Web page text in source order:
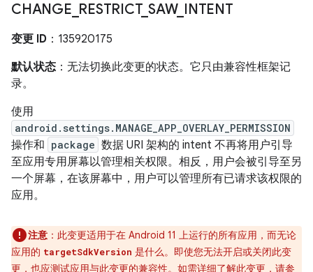
CHANGE RESTRICT_ SAW_ INTENT
变更 ID ：135920175
默认状态 ：无法切换此变更的状态。它只由兼容性框架记
录。
使用
android.settings.MANAGE_APP_OVERLAY_PERMISSION
操作和 package 数据 URI 架构的 intent 不再将用户引导
至应用专用屏幕以管理相关权限。相反，用户会被引导至另
一个屏幕，在该屏幕中，用户可以管理所有已请求该权限的
应用。
注意 ：此变更适用于在 Android 11 上运行的所有应用，而无论
应用的 targetSdkVersion 是什么。即使您无法开启或关闭此变
更，也应测试应用与此变更的兼容性。如需详细了解此变更，请参